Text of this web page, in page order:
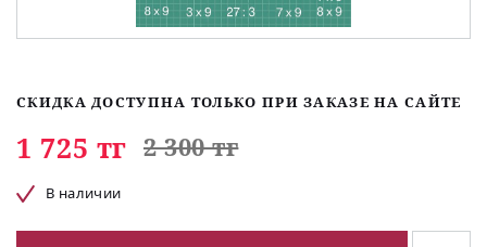
СКИДКА ДОСТУПНА ТОЛЬКО ПРИ ЗАКАЗЕ НА САЙТЕ
1 725 тг 2 300 тг
В наличии